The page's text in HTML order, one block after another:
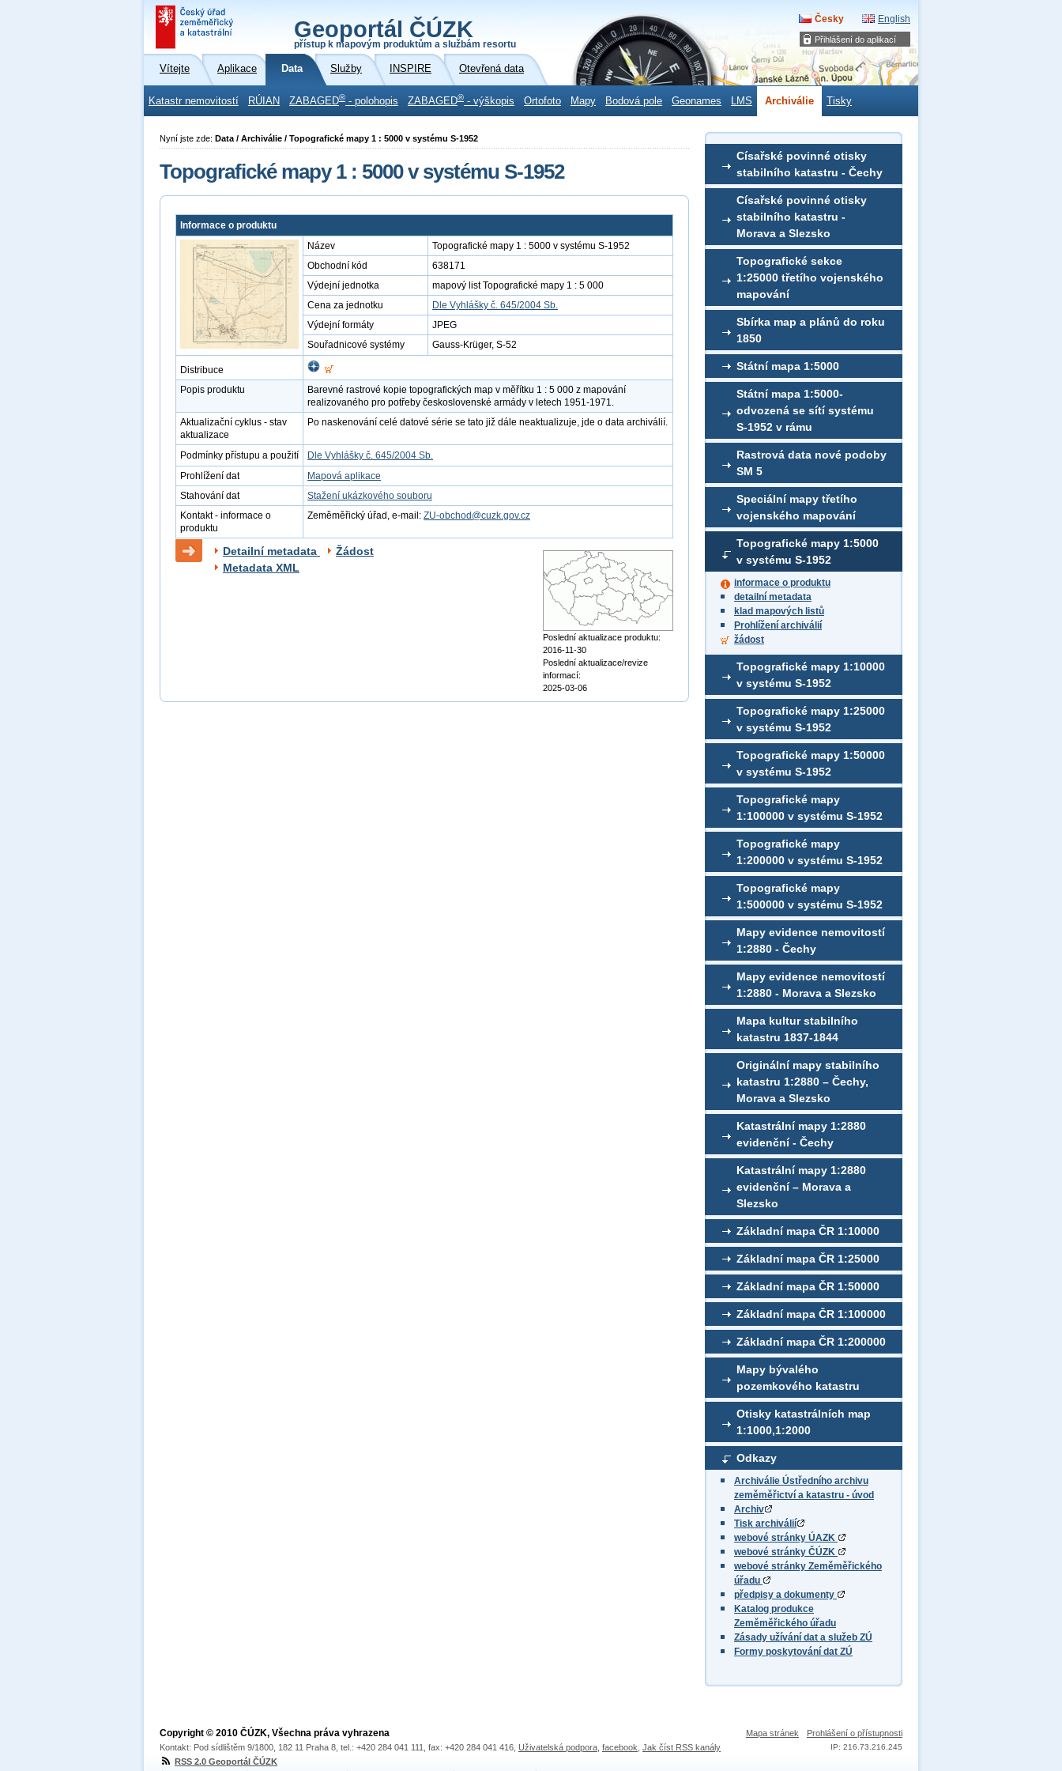
Přihlášení do aplikací
Geoportál ČÚZK
přístup k mapovým produktům a službám resortu
Česky English
Vítejte Aplikace Data Služby INSPIRE Otevřená data
Katastr nemovitostí RÚIAN ZABAGED® - polohopis ZABAGED® - výškopis Ortofoto Mapy Bodová pole Geonames LMS Archiválie Tisky
Císařské povinné otisky
stabilního katastru - Čechy
Císařské povinné otisky
stabilního katastru -
Morava a Slezsko
Topografické sekce
1:25000 třetího vojenského
mapování
Sbírka map a plánů do roku
1850
Státní mapa 1:5000
Státní mapa 1:5000-
odvozená se sítí systému
S-1952 v rámu
Rastrová data nové podoby
SM 5
Speciální mapy třetího
vojenského mapování
Topografické mapy 1:5000
v systému S-1952
informace o produktu
detailní metadata
klad mapových listů
Prohlížení archiválií
žádost
Topografické mapy 1:10000
v systému S-1952
Topografické mapy 1:25000
v systému S-1952
Topografické mapy 1:50000
v systému S-1952
Topografické mapy
1:100000 v systému S-1952
Topografické mapy
1:200000 v systému S-1952
Topografické mapy
1:500000 v systému S-1952
Mapy evidence nemovitostí
1:2880 - Čechy
Mapy evidence nemovitostí
1:2880 - Morava a Slezsko
Mapa kultur stabilního
katastru 1837-1844
Originální mapy stabilního
katastru 1:2880 – Čechy,
Morava a Slezsko
Katastrální mapy 1:2880
evidenční - Čechy
Katastrální mapy 1:2880
evidenční – Morava a
Slezsko
Základní mapa ČR 1:10000
Základní mapa ČR 1:25000
Základní mapa ČR 1:50000
Základní mapa ČR 1:100000
Základní mapa ČR 1:200000
Mapy bývalého
pozemkového katastru
Otisky katastrálních map
1:1000,1:2000
Odkazy
Archiválie Ústředního archivu
zeměměřictví a katastru - úvod
Archiv
Tisk archiválií
webové stránky ÚAZK
webové stránky ČÚZK
webové stránky Zeměměřického
úřadu
předpisy a dokumenty
Katalog produkce
Zeměměřického úřadu
Zásady užívání dat a služeb ZÚ
Formy poskytování dat ZÚ
Nyní jste zde: Data / Archiválie / Topografické mapy 1 : 5000 v systému S-1952
Topografické mapy 1 : 5000 v systému S-1952
Informace o produktu
Název
Topografické mapy 1 : 5000 v systému S-1952
Obchodní kód
638171
Výdejní jednotka
mapový list Topografické mapy 1 : 5 000
Cena za jednotku
Dle Vyhlášky č. 645/2004 Sb.
Výdejní formáty
JPEG
Souřadnicové systémy
Gauss-Krüger, S-52
Distribuce
Popis produktu
Barevné rastrové kopie topografických map v měřítku 1 : 5 000 z mapování
realizovaného pro potřeby československé armády v letech 1951-1971.
Aktualizační cyklus - stav
aktualizace
Po naskenování celé datové série se tato již dále neaktualizuje, jde o data archiválií.
Podmínky přístupu a použití
Dle Vyhlášky č. 645/2004 Sb.
Prohlížení dat
Mapová aplikace
Stahování dat
Stažení ukázkového souboru
Kontakt - informace o
produktu
Zeměměřický úřad, e-mail: ZU-obchod@cuzk.gov.cz
Detailní metadata
Žádost
Metadata XML
Poslední aktualizace produktu:
2016-11-30
Poslední aktualizace/revize
informací:
2025-03-06
Mapa stránek Prohlášení o přístupnosti
IP: 216.73.216.245
Copyright © 2010 ČÚZK, Všechna práva vyhrazena
Kontakt: Pod sídlištěm 9/1800, 182 11 Praha 8, tel.: +420 284 041 111, fax: +420 284 041 416, Uživatelská podpora facebook Jak číst RSS kanály
RSS 2.0 Geoportál ČÚZK